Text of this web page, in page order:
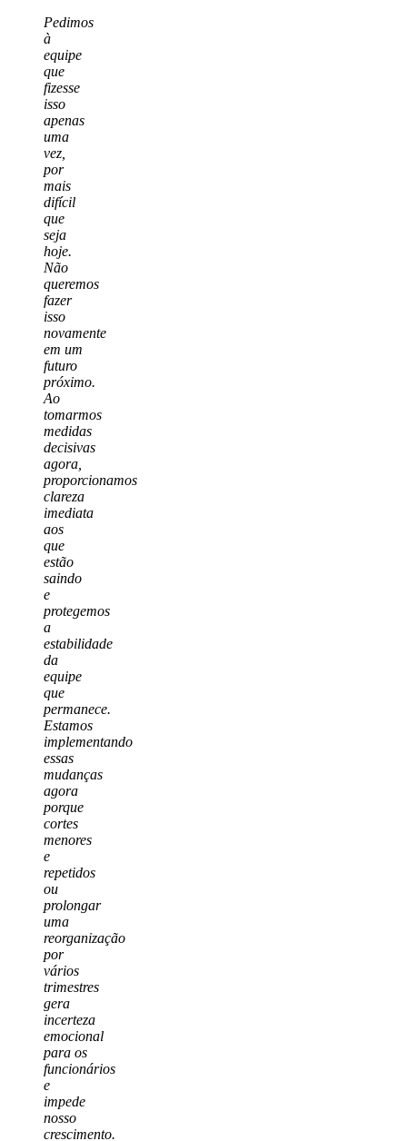
Pedimos
à
equipe
que
fizesse
isso
apenas
uma
vez,
por
mais
difícil
que
seja
hoje.
Não
queremos
fazer
isso
novamente
em um
futuro
próximo.
Ao
tomarmos
medidas
decisivas
agora,
proporcionamos
clareza
imediata
aos
que
estão
saindo
e
protegemos
a
estabilidade
da
equipe
que
permanece.
Estamos
implementando
essas
mudanças
agora
porque
cortes
menores
e
repetidos
ou
prolongar
uma
reorganização
por
vários
trimestres
gera
incerteza
emocional
para os
funcionários
e
impede
nosso
crescimento.